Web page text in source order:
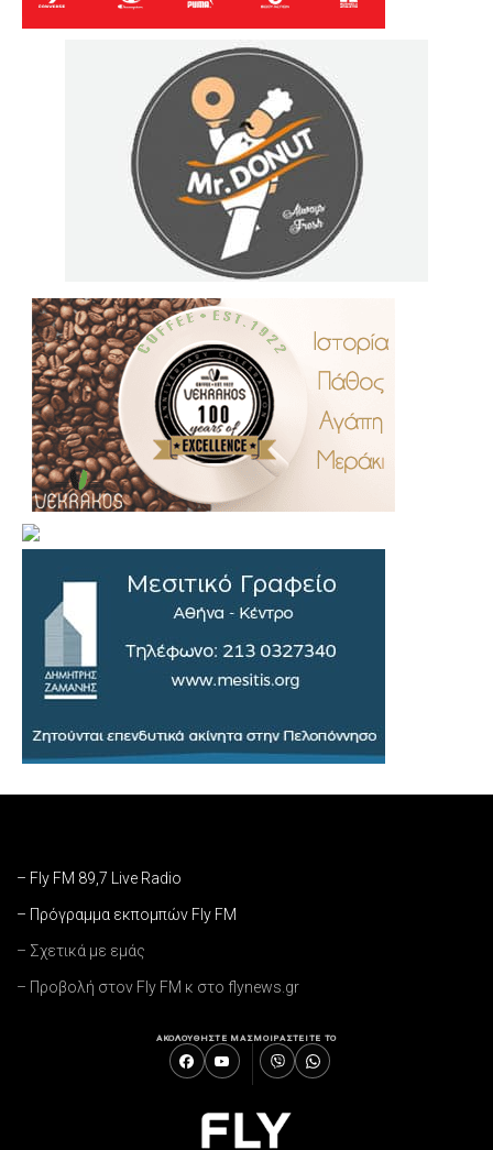
– Fly FM 89,7 Live Radio
– Πρόγραμμα εκπομπών Fly FM
– Σχετικά με εμάς
– Προβολή στον Fly FM κ στο flynews.gr
ΑΚΟΛΟΥΘΗΣΤΕ ΜΑΣΜΟΙΡΑΣΤΕΙΤΕ ΤΟ